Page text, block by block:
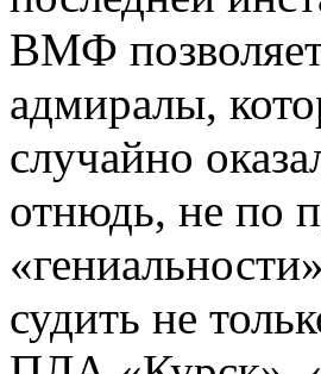
ВМФ
адмиралы,
случайно
отнюдь, не по
судить не